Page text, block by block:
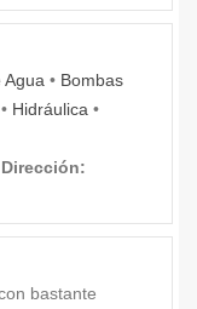
Agua • Bombas
• Hidráulica •
Dirección:
bastante